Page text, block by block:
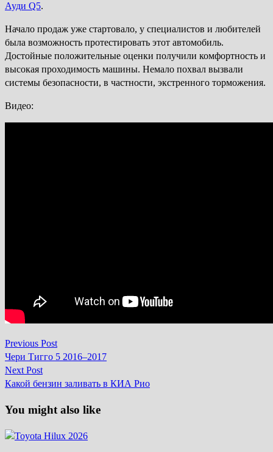
Ауди Q5.
Начало продаж уже стартовало, у специалистов и любителей
была возможность протестировать этот автомобиль.
Достойные положительные оценки получили комфортность и
высокая проходимость машины. Немало похвал вызвали
системы безопасности, в частности, экстренного торможения.
Видео:
Навігація
записів
Previous PostPrevious
post:
Чери Тигго 5 2016–2017
Next PostNext
post:
Какой бензин заливать в КИА Рио
You might also like